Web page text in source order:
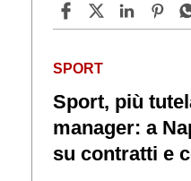
SPORT
Sport, più
manager: a
su contratti e